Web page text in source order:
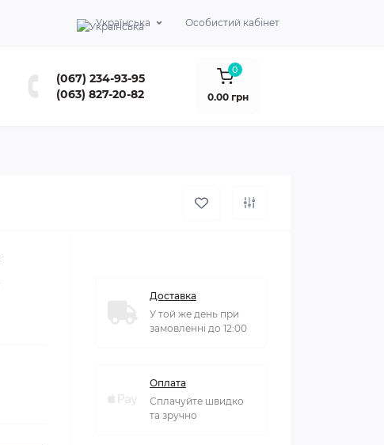
Українська Особистий кабінет
(067) 234-93-95
(063) 827-20-82
0
0.00 грн
Доставка
У той же день при
замовленні до 12:00
Оплата
Сплачуйте швидко
та зручно